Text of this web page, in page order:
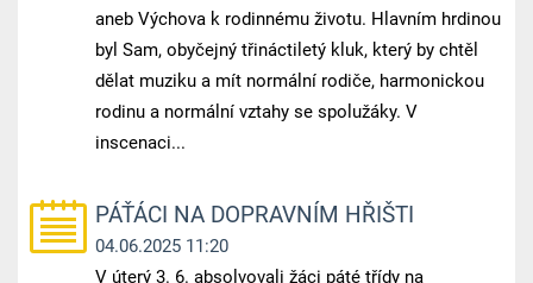
aneb Výchova k rodinnému životu. Hlavním hrdinou
byl Sam, obyčejný třináctiletý kluk, který by chtěl
dělat muziku a mít normální rodiče, harmonickou
rodinu a normální vztahy se spolužáky. V
inscenaci...
PÁŤÁCI NA DOPRAVNÍM HŘIŠTI
04.06.2025 11:20
V úterý 3. 6. absolvovali žáci páté třídy na